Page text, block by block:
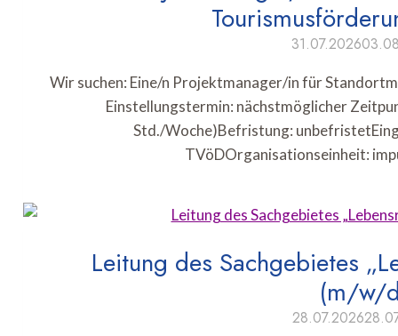
31.07.2026
Wir suchen: Eine/n Projektmanager/in für
Einstellungstermin: nächstmöglicher
Std./Woche)Befristung:
TVöDOrganisationseinheit:
Leitung des Sachgebietes
(m/w/
28.07.2026